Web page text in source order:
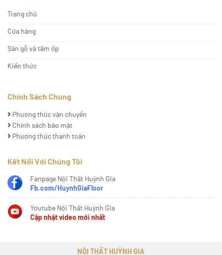
Trang chủ
Cửa hàng
Sàn gỗ và tấm ốp
Kiến thức
Chính Sách Chung
Phương thức vận chuyển
Chính sách bảo mật
Phương thức thanh toán
Kết Nối Với Chúng Tôi
Fanpage Nội Thất Huỳnh Gia
Fb.com/HuynhGiaFloor
Youtube Nội Thất Huỳnh Gia
Cập nhật video mới nhất
NỘI THẤT HUỲNH GIA